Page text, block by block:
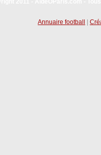
Annuaire football